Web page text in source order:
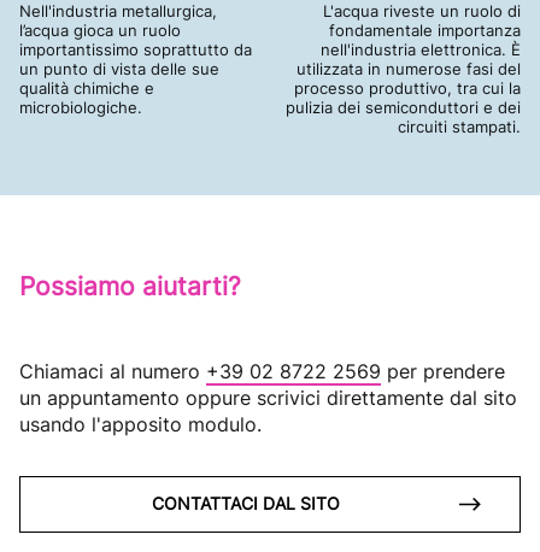
Nell'industria metallurgica,
l’acqua gioca un ruolo
importantissimo soprattutto da
un punto di vista delle sue
qualità chimiche e
microbiologiche.
L'acqua riveste un ruolo di
fondamentale importanza
nell'industria elettronica. È
utilizzata in numerose fasi del
processo produttivo, tra cui la
pulizia dei semiconduttori e dei
circuiti stampati.
Possiamo aiutarti?
Chiamaci al numero +39 02 8722 2569 per prendere
un appuntamento oppure scrivici direttamente dal sito
usando l'apposito modulo.
CONTATTACI DAL SITO